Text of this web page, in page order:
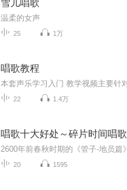
雪儿唱歌
温柔的女声
25 1万
唱歌教程
22 1.4万
唱歌十大好处～碎片时间唱歌
20 1595